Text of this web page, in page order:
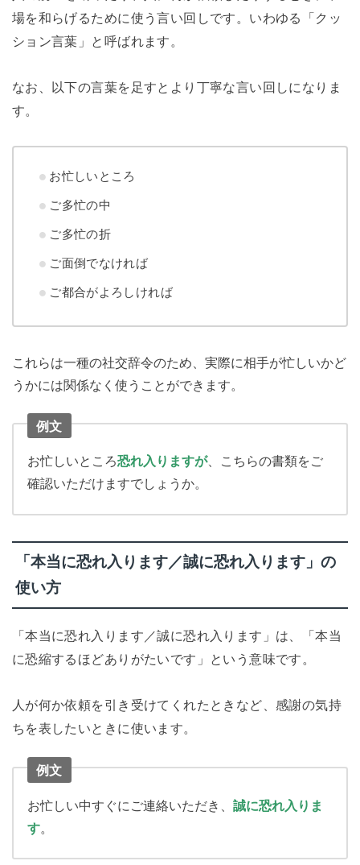
場を和らげるために使う言い回しです。いわゆる「クッ
ション言葉」と呼ばれます。
なお、以下の言葉を足すとより丁寧な言い回しになりま
す。
お忙しいところ
ご多忙の中
ご多忙の折
ご面倒でなければ
ご都合がよろしければ
これらは一種の社交辞令のため、実際に相手が忙しいかど
うかには関係なく使うことができます。
例文
お忙しいところ恐れ入りますが、こちらの書類をご
確認いただけますでしょうか。
「本当に恐れ入ります／誠に恐れ入ります」の
使い方
「本当に恐れ入ります／誠に恐れ入ります」は、「本当
に恐縮するほどありがたいです」という意味です。
人が何か依頼を引き受けてくれたときなど、感謝の気持
ちを表したいときに使います。
例文
お忙しい中すぐにご連絡いただき、 誠に恐れ入りま
す。